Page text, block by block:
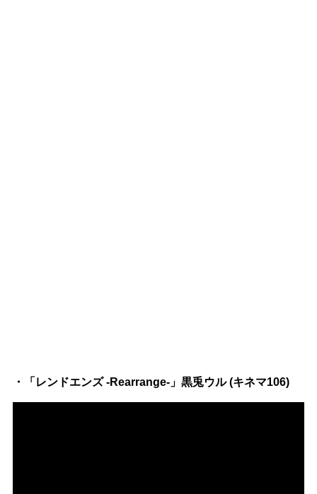
・「レンドエンズ -Rearrange-」黒兎ウル (キネマ106)